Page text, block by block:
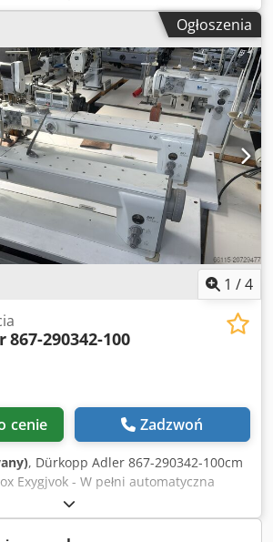
Ogłoszenia
1 /4
867-290342-100
cenie Zadzwoń
, Dürkopp Adler 867-290342-100cm
Exygjvok - W pełni automatyczna